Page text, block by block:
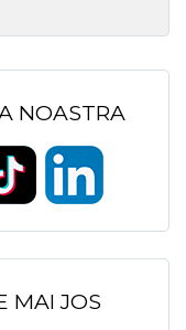
NOASTRA
MAI JOS